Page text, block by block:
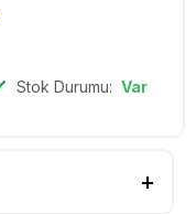
Stok Durumu: Var